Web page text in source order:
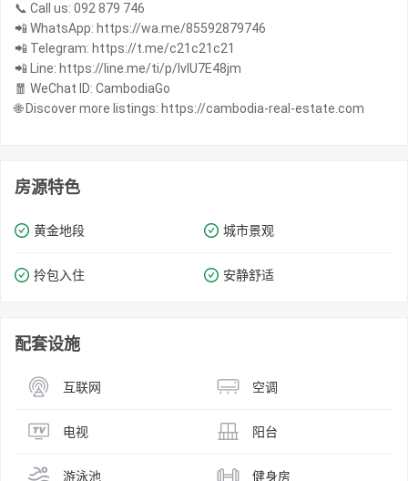
📞 Call us: 092 879 746
📲 WhatsApp: https://wa.me/85592879746
📲 Telegram: https://t.me/c21c21c21
📲 Line: https://line.me/ti/p/IvIU7E48jm
🧧 WeChat ID: CambodiaGo
🌐 Discover more listings: https://cambodia-real-estate.com
房源特色
黄金地段 城市景观
拎包入住 安静舒适
配套设施
互联网 空调
电视 阳台
游泳池 健身房